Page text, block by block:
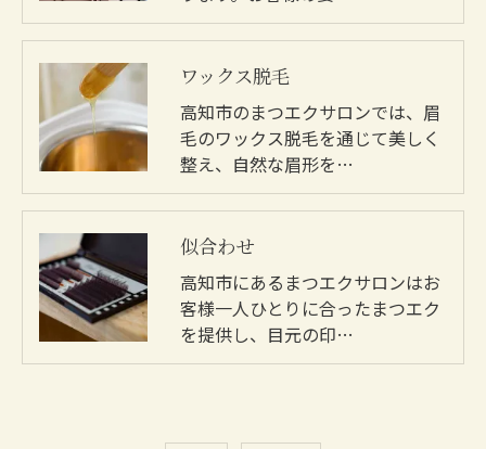
ワックス脱毛
高知市のまつエクサロンでは、眉
毛のワックス脱毛を通じて美しく
整え、自然な眉形を…
似合わせ
高知市にあるまつエクサロンはお
客様一人ひとりに合ったまつエク
を提供し、目元の印…